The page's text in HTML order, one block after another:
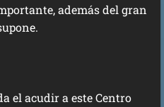
además del gran
el acudir a este Centro